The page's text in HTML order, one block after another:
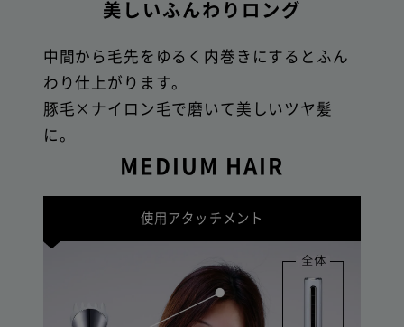
美しい ふんわりロング
中間から毛先をゆるく内巻きにするとふん
わり仕上がります。
豚毛×ナイロン毛で磨いて美しいツヤ髪
に。
MEDIUM HAIR
使用アタッチメント